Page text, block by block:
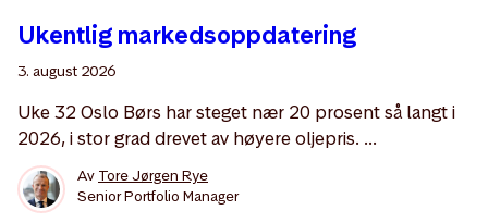
Ukentlig markedsoppdatering
3. august 2026
Uke 32 Oslo Børs har steget nær 20 prosent så langt i
2026, i stor grad drevet av høyere oljepris. ...
Av Tore Jørgen Rye
Senior Portfolio Manager